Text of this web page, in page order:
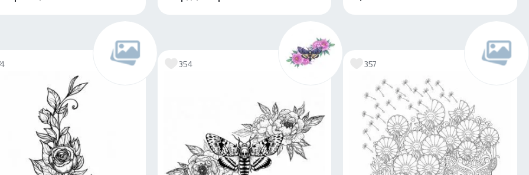
354 357